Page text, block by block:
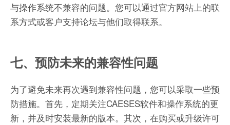
与操作系统不兼容的问题。您可以通过官方网站上的联
系方式或客户支持论坛与他们取得联系。
七、预防未来的兼容性问题
为了避免未来再次遇到兼容性问题，您可以采取一些预
防措施。首先，定期关注CAESES软件和操作系统的更
新，并及时安装最新的版本。其次，在购买或升级许可